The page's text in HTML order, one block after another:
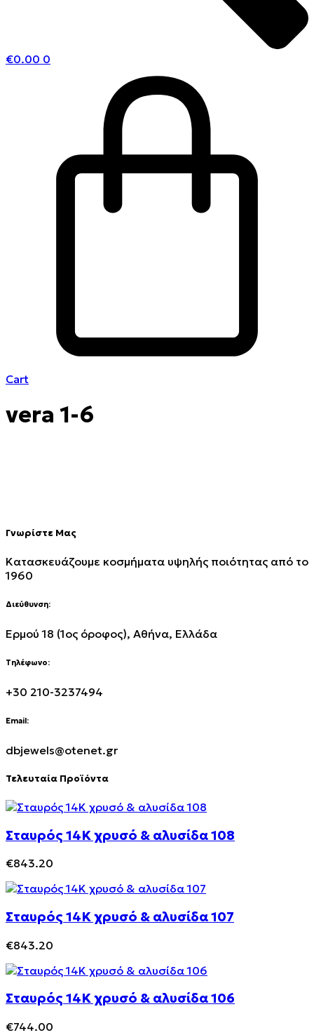
€0.00 0
Cart
vera 1-6
Γνωρίστε Μας
Κατασκευάζουμε κοσμήματα υψηλής ποιότητας από το
1960
Διεύθυνση:
Ερμού 18 (1ος όροφος), Αθήνα, Ελλάδα
Τηλέφωνο:
+30 210-3237494
Email:
dbjewels@otenet.gr
Τελευταία Προϊόντα
Σταυρός 14Κ χρυσό & αλυσίδα 108
€843.20
Σταυρός 14Κ χρυσό & αλυσίδα 107
€843.20
Σταυρός 14Κ χρυσό & αλυσίδα 106
€744.00